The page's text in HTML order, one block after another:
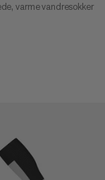
varme vandresokker